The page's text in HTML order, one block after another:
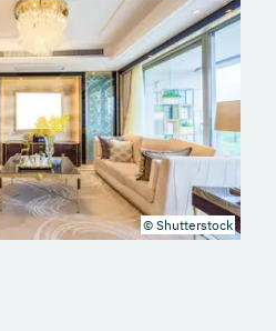
© Shutterstock